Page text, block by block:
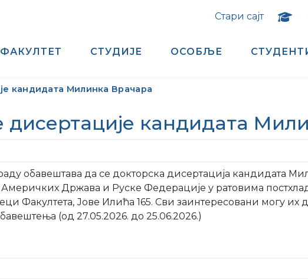
Стари сајт
ФАКУЛТЕТ СТУДИЈЕ ОСОБЉЕ
кандидата Милинка Врачара
дисертације кандидата
обавештава да се докторска дисертација кандидата
Држава и Руске Федерације у ратовима
Факултета, Јове Илића 165. Сви заинтересовани могу их
(од 27.05.2026. до 25.06.2026.)